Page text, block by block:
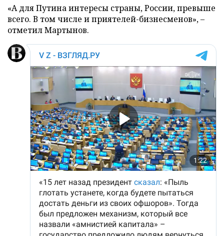
«А для Путина интересы страны, России, превыше
всего. В том числе и приятелей-бизнесменов», –
отметил Мартынов.